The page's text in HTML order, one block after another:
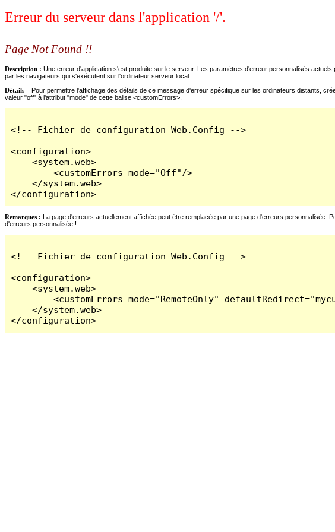
Erreur du serveur dans l'application '/'.
Page Not Found !!
Description : Une erreur d'application s'est produite sur le serveur. Les paramètres d'erreur personnalisés
par les navigateurs qui s'exécutent sur l'ordinateur serveur local.
Détails = Pour permettre l'affichage des détails de ce message d'erreur spécifique sur les ordinateurs distants,
valeur "off" à l'attribut "mode" de cette balise <customErrors>.
<!-- Fichier de configuration Web.Config -->
<configuration>
    <system.web>
        <customErrors mode="Off"/>
    </system.web>
</configuration>
Remarques : La page d'erreurs actuellement affichée peut être remplacée par une page d'erreurs personnalisée.
d'erreurs personnalisée !
<!-- Fichier de configuration Web.Config -->
<configuration>
    <system.web>
<customErrors mode="RemoteOnly"
    </system.web>
</configuration>